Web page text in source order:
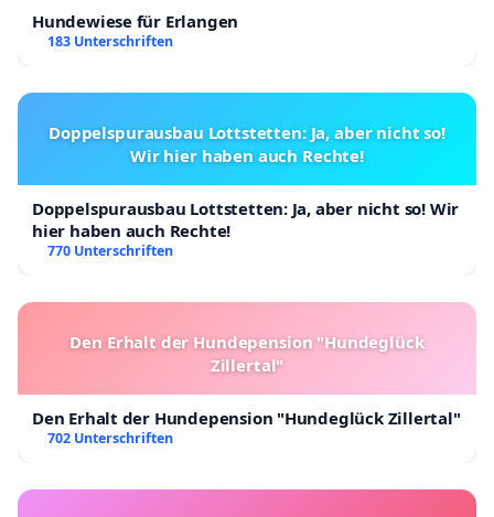
Hundewiese für Erlangen
183 Unterschriften
Doppelspurausbau Lottstetten: Ja, aber nicht so!
Wir hier haben auch Rechte!
Doppelspurausbau Lottstetten: Ja, aber nicht so! Wir
hier haben auch Rechte!
770 Unterschriften
Den Erhalt der Hundepension "Hundeglück
Zillertal"
Den Erhalt der Hundepension "Hundeglück Zillertal"
702 Unterschriften